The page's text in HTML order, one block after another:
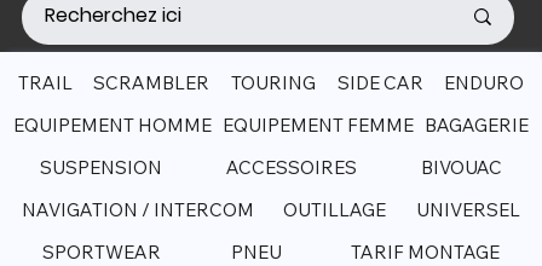
TRAIL SCRAMBLER TOURING SIDE CAR
ENDURO
EQUIPEMENT HOMME EQUIPEMENT FEMME BAGAGERIE
SUSPENSION
ACCESSOIRES
BIVOUAC
NAVIGATION / INTERCOM
OUTILLAGE
UNIVERSEL
SPORTWEAR
PNEU TARIF MONTAGE